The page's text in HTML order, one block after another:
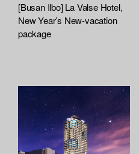
[Busan Ilbo] La Valse Hotel,
New Year’s New-vacation
package